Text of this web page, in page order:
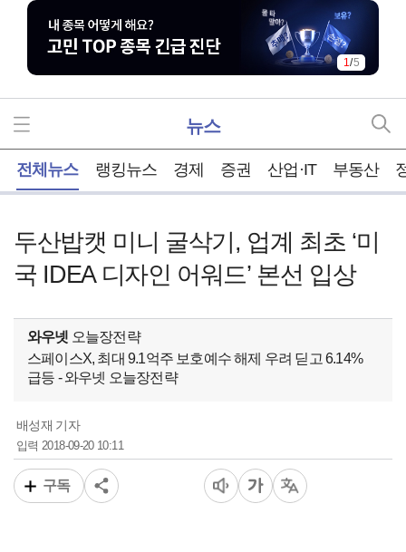
1/5
뉴스
전체뉴스 랭킹뉴스 경제 증권 산업·IT 부동산
두산밥캣 미니 굴삭기, 업계 최초 ‘미
국 IDEA 디자인 어워드’ 본선 입상
와우넷 오늘장전략
스페이스X, 최대 9.1억주 보호예수 해제 우려 딛고 6.14%
급등 - 와우넷 오늘장전략
배성재 기자
입력2018-09-20 10:11
구독